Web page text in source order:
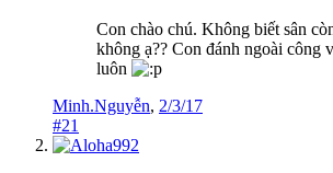
Con chào chú. Không biết sân
không ạ?? Con đánh ngoài công
luôn
Minh.Nguyễn, 2/3/17
#21